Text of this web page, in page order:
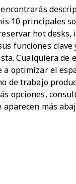
10 principales
hot desks,
funciones clave
Cualquiera de
a optimizar el
de trabajo
opciones,
aparecen más